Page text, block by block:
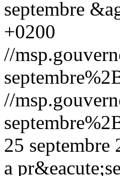
septembre
+0200
//
//
25 septembre
a